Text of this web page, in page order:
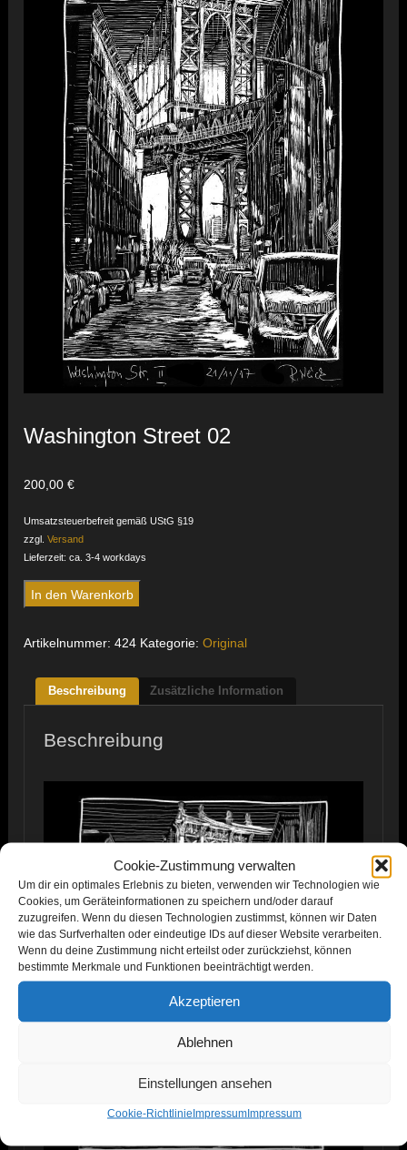
Cookie-Zustimmung verwalten
Um dir ein optimales Erlebnis zu bieten, verwenden wir Technologien wie
Cookies, um Geräteinformationen zu speichern und/oder darauf
zuzugreifen. Wenn du diesen Technologien zustimmst, können wir Daten
wie das Surfverhalten oder eindeutige IDs auf dieser Website verarbeiten.
Wenn du deine Zustimmung nicht erteilst oder zurückziehst, können
bestimmte Merkmale und Funktionen beeinträchtigt werden.
Akzeptieren
Ablehnen
Einstellungen ansehen
Cookie-RichtlinieImpressumImpressum
Washington Street 02
200,00€
Umsatzsteuerbefreit gemäß UStG §19
zzgl.Versand
Lieferzeit: ca. 3-4 workdays
Washington
Street
Menge
In den Warenkorb
Artikelnummer:424 Kategorie:Original
Beschreibung Zusätzliche Information
Beschreibung